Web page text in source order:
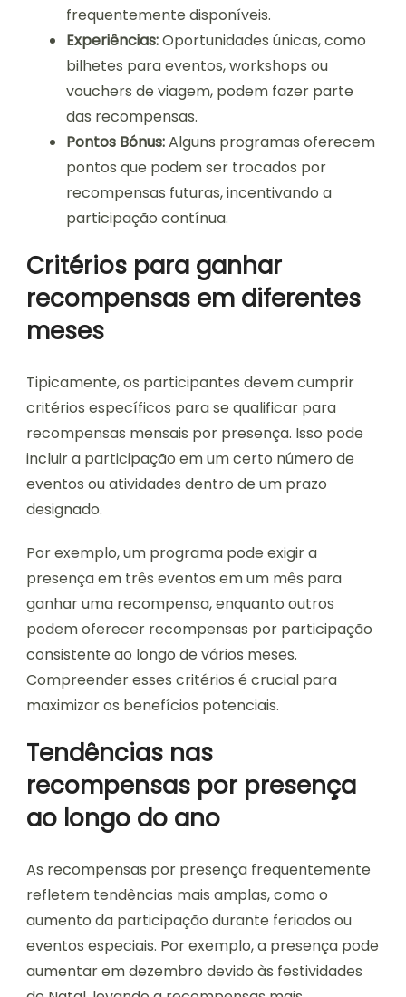
frequentemente disponíveis.
Experiências:Oportunidades únicas, como
bilhetes para eventos, workshops ou
vouchers de viagem, podem fazer parte
das recompensas.
Pontos Bónus:Alguns programas oferecem
pontos que podem ser trocados por
recompensas futuras, incentivando a
participação contínua.
Critérios para ganhar
recompensas em diferentes
meses
Tipicamente, os participantes devem cumprir
critérios específicos para se qualificar para
recompensas mensais por presença. Isso pode
incluir a participação em um certo número de
eventos ou atividades dentro de um prazo
designado.
Por exemplo, um programa pode exigir a
presença em três eventos em um mês para
ganhar uma recompensa, enquanto outros
podem oferecer recompensas por participação
consistente ao longo de vários meses.
Compreender esses critérios é crucial para
maximizar os benefícios potenciais.
Tendências nas
recompensas por presença
ao longo do ano
As recompensas por presença frequentemente
refletem tendências mais amplas, como o
aumento da participação durante feriados ou
eventos especiais. Por exemplo, a presença pode
aumentar em dezembro devido às festividades